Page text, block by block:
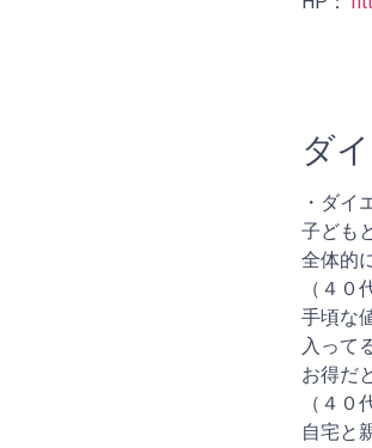
ダ
・ダイ
子ども
全体的
（４０
手頃な
入って
お得だ
（４０
自宅と